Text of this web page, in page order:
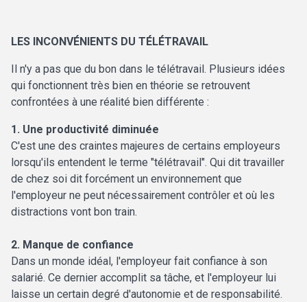
LES INCONVÉNIENTS DU TÉLÉTRAVAIL
Il n'y a pas que du bon dans le télétravail. Plusieurs idées
qui fonctionnent très bien en théorie se retrouvent
confrontées à une réalité bien différente :
1. Une productivité diminuée
C'est une des craintes majeures de certains employeurs
lorsqu'ils entendent le terme "télétravail". Qui dit travailler
de chez soi dit forcément un environnement que
l'employeur ne peut nécessairement contrôler et où les
distractions vont bon train.
2. Manque de confiance
Dans un monde idéal, l'employeur fait confiance à son
salarié. Ce dernier accomplit sa tâche, et l'employeur lui
laisse un certain degré d'autonomie et de responsabilité.